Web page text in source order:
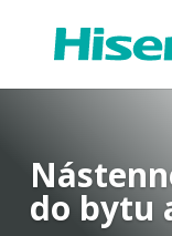
do bytu